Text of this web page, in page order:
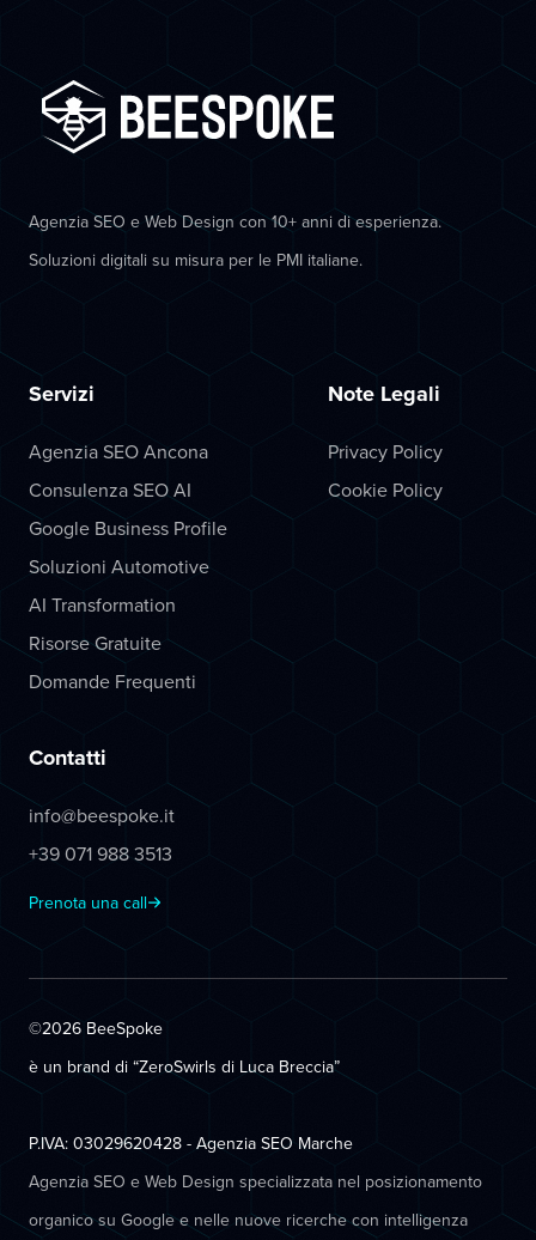
Agenzia SEO e Web Design con 10+ anni di esperienza.
Soluzioni digitali su misura per le PMI italiane.
Servizi
Agenzia SEO Ancona
Consulenza SEO AI
Google Business Profile
Soluzioni Automotive
AI Transformation
Risorse Gratuite
Domande Frequenti
Note Legali
Privacy Policy
Cookie Policy
Contatti
info@beespoke.it
+39 071 988 3513
Prenota una call
©2026 BeeSpoke
è un brand di “ZeroSwirls di Luca Breccia”
P.IVA: 03029620428 - Agenzia SEO Marche
Agenzia SEO e Web Design specializzata nel posizionamento
organico su Google e nelle nuove ricerche con intelligenza